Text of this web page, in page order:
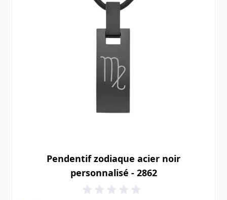
Pendentif zodiaque acier noir
personnalisé - 2862